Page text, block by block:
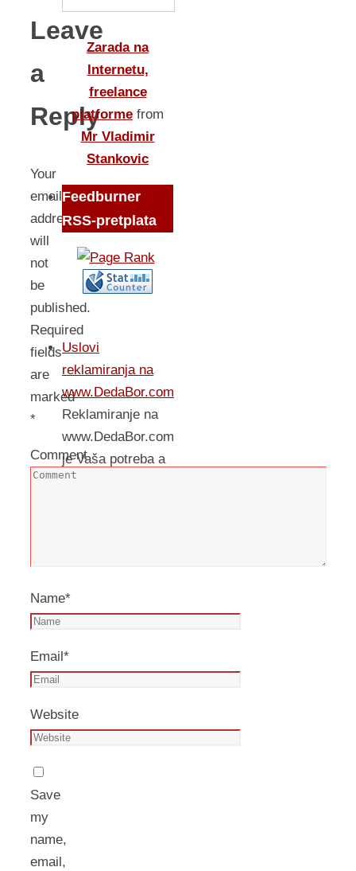
Leave
a
Reply
Your
email
address
will
not
be
published.
Required
fields
are
marked
*
Comment
Name*
Email*
Website
Save
my
name,
email,
Zarada na
Internetu,
freelance
platforme from
Mr Vladimir
Stankovic
Feedburner
RSS-pretplata
Uslovi
reklamiranja na
www.DedaBor.com
Reklamiranje na
www.DedaBor.com
je Vaša potreba a
moje